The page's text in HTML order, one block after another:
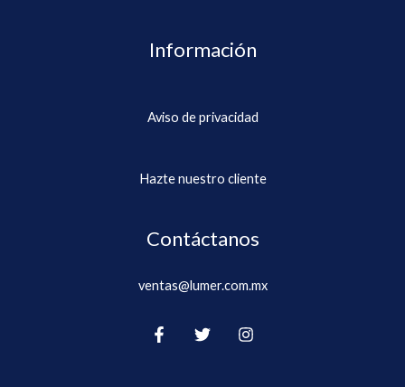
Información
Aviso de privacidad
Hazte nuestro cliente
Contáctanos
ventas@lumer.com.mx